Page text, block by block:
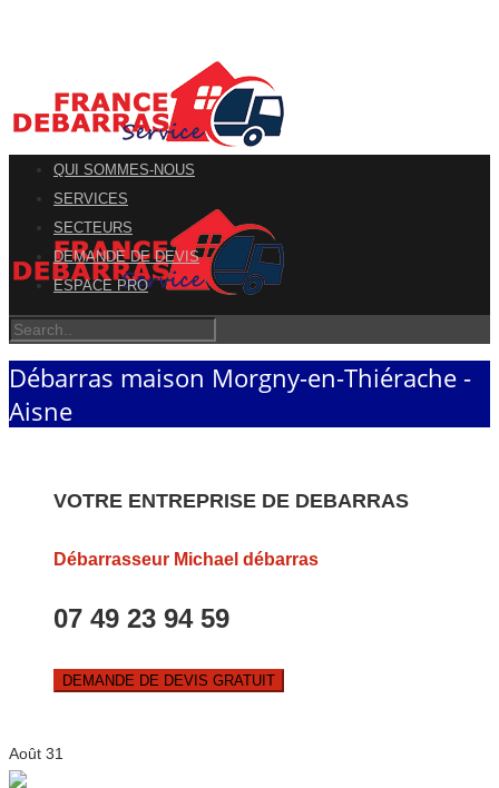
QUI SOMMES-NOUS
SERVICES
SECTEURS
DEMANDE DE DEVIS
ESPACE PRO
Débarras maison Morgny-en-Thiérache -
Aisne
VOTRE ENTREPRISE DE DEBARRAS
Débarrasseur Michael débarras
07 49 23 94 59
DEMANDE DE DEVIS GRATUIT
Août 31